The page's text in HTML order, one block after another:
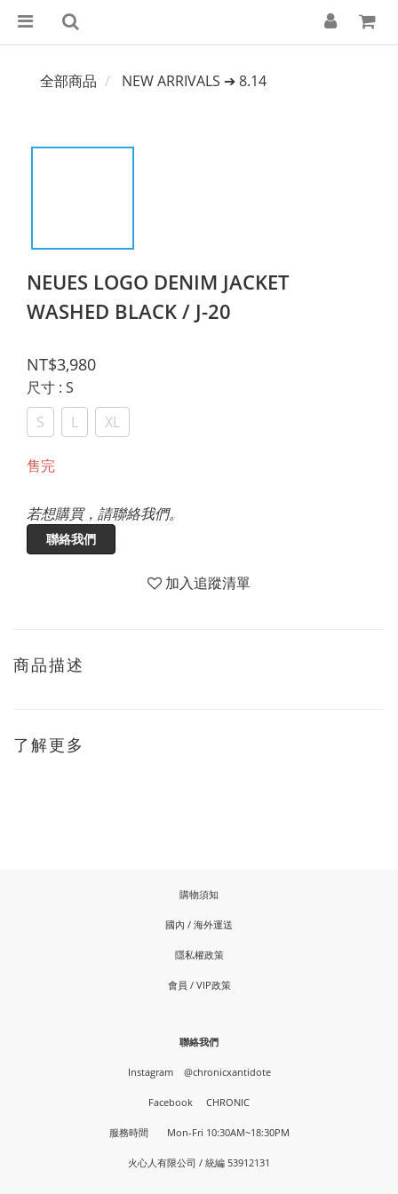
全部商品 NEW ARRIVALS ➔ 8.14
NEUES LOGO DENIM JACKET
WASHED BLACK / J-20
NT$3,980
尺寸 : S
S
L XL
售完
若想購買，請聯絡我們。
聯絡我們
加入追蹤清單
商品描述
了解更多
購物須知
國內 / 海外運送
隱私權政策
會員 / VIP政策
聯絡我們
Instagram @chronicxantidote
Facebook CHRONIC
服務時間 Mon-Fri 10:30AM~18:30PM
火心人有限公司 / 統編 53912131